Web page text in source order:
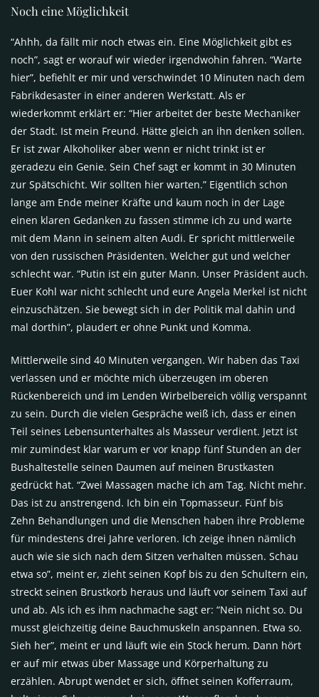
Noch eine Möglichkeit
“Ahhh, da fällt mir noch etwas ein. Eine Möglichkeit gibt es
noch”, sagt er worauf wir wieder irgendwohin fahren. “Warte
hier”, befiehlt er mir und verschwindet 10 Minuten nach dem
Fabrikdesaster in einer anderen Werkstatt. Als er
wiederkommt erklärt er: “Hier arbeitet der beste Mechaniker
der Stadt. Ist mein Freund. Hätte gleich an ihn denken sollen.
Er ist zwar Alkoholiker aber wenn er nicht trinkt ist er
geradezu ein Genie. Sein Chef sagt er kommt in 30 Minuten
zur Spätschicht. Wir sollten hier warten.” Eigentlich schon
lange am Ende meiner Kräfte und kaum noch in der Lage
einen klaren Gedanken zu fassen stimme ich zu und warte
mit dem Mann in seinem alten Audi. Er spricht mittlerweile
von den russischen Präsidenten. Welcher gut und welcher
schlecht war. “Putin ist ein guter Mann. Unser Präsident auch.
Euer Kohl war nicht schlecht und eure Angela Merkel ist nicht
einzuschätzen. Sie bewegt sich in der Politik mal dahin und
mal dorthin”, plaudert er ohne Punkt und Komma.
Mittlerweile sind 40 Minuten vergangen. Wir haben das Taxi
verlassen und er möchte mich überzeugen im oberen
Rückenbereich und im Lenden Wirbelbereich völlig verspannt
zu sein. Durch die vielen Gespräche weiß ich, dass er einen
Teil seines Lebensunterhaltes als Masseur verdient. Jetzt ist
mir zumindest klar warum er vor knapp fünf Stunden an der
Bushaltestelle seinen Daumen auf meinen Brustkasten
gedrückt hat. “Zwei Massagen mache ich am Tag. Nicht mehr.
Das ist zu anstrengend. Ich bin ein Topmasseur. Fünf bis
Zehn Behandlungen und die Menschen haben ihre Probleme
für mindestens drei Jahre verloren. Ich zeige ihnen nämlich
auch wie sie sich nach dem Sitzen verhalten müssen. Schau
etwa so”, meint er, zieht seinen Kopf bis zu den Schultern ein,
streckt seinen Brustkorb heraus und läuft vor seinem Taxi auf
und ab. Als ich es ihm nachmache sagt er: “Nein nicht so. Du
musst gleichzeitig deine Bauchmuskeln anspannen. Etwa so.
Sieh her”, meint er und läuft wie ein Stock herum. Dann hört
er auf mir etwas über Massage und Körperhaltung zu
erzählen. Abrupt wendet er sich, öffnet seinen Kofferraum,